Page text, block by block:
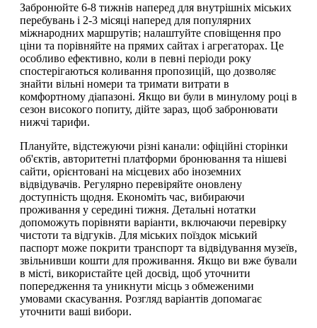
Забронюйте 6-8 тижнів наперед для внутрішніх міських
перебувань і 2-3 місяці наперед для популярних
міжнародних маршрутів; налаштуйте сповіщення про
ціни та порівняйте на прямих сайтах і агрегаторах. Це
особливо ефективно, коли в певні періоди року
спостерігаються коливання пропозицій, що дозволяє
знайти вільні номери та тримати витрати в
комфортному діапазоні. Якщо ви були в минулому році в
сезон високого попиту, дійте зараз, щоб забронювати
нижчі тарифи.
Плануйте, відстежуючи різні канали: офіційні сторінки
об'єктів, авторитетні платформи бронювання та нішеві
сайти, орієнтовані на місцевих або іноземних
відвідувачів. Регулярно перевіряйте оновлену
доступність щодня. Економіть час, вибираючи
проживання у середині тижня. Детальні нотатки
допоможуть порівняти варіанти, включаючи перевірку
чистоти та відгуків. Для міських поїздок міський
паспорт може покрити транспорт та відвідування музеїв,
звільнивши кошти для проживання. Якщо ви вже бували
в місті, використайте цей досвід, щоб уточнити
попередження та уникнути місць з обмеженими
умовами скасування. Розгляд варіантів допомагає
уточнити ваші вибори.